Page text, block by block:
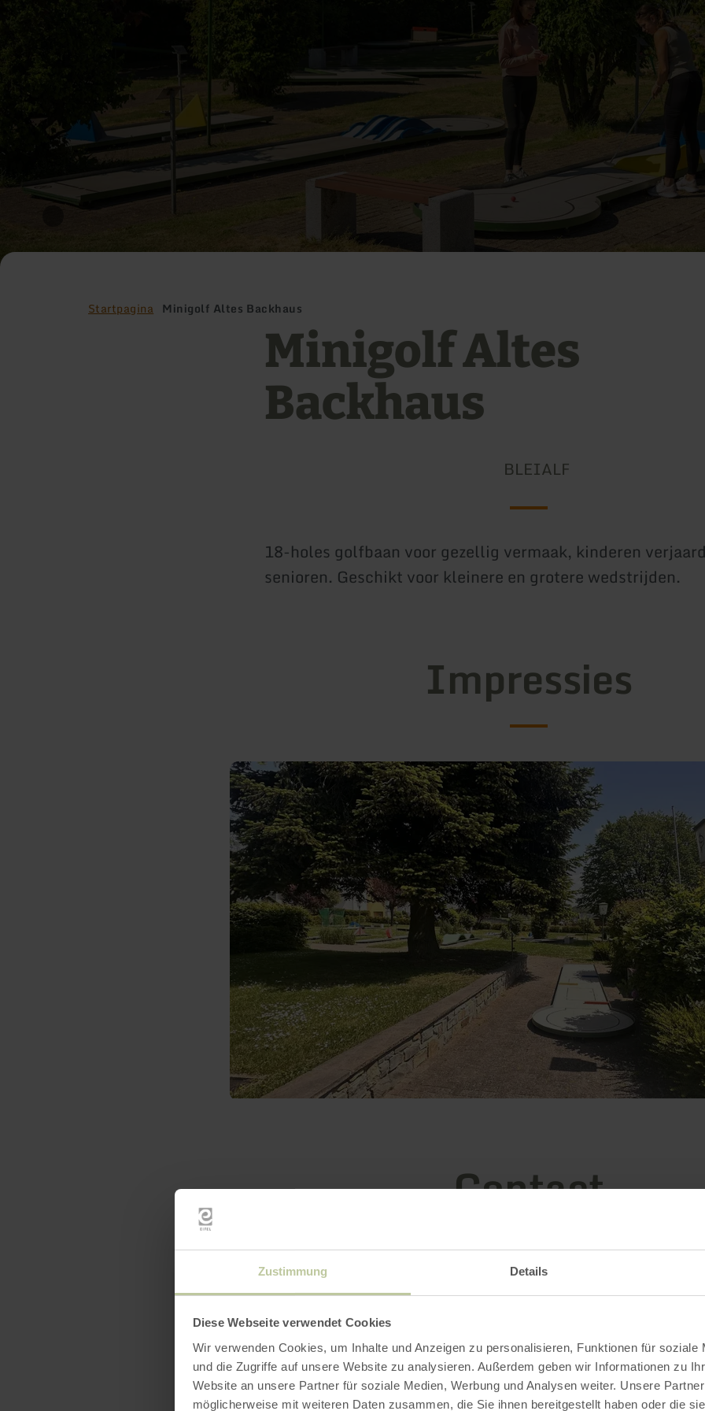
Zustimmung Details
Diese Webseite verwendet Cookies
Wir verwenden Cookies, um Inhalte und Anzeigen zu personalisieren, Funktionen für soziale
und die Zugriffe auf unsere Website zu analysieren. Außerdem geben wir Informationen zu
Website an unsere Partner für soziale Medien, Werbung und Analysen weiter. Unsere
möglicherweise mit weiteren Daten zusammen, die Sie ihnen bereitgestellt haben oder die
Startpagina Minigolf Altes Backhaus
Minigolf Altes
Backhaus
BLEIALF
18-holes golfbaan voor gezellig vermaak, kinderen
senioren. Geschikt voor kleinere en grotere wedstrijden.
Impressies
Contact